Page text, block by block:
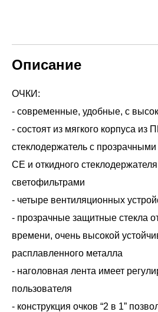
Описание
ОЧКИ:
- современные, удобные, с
- состоят из мягкого корпуса из
стеклодержатель с
CE и откидного
светофильтрами
- четыре вентиляционных
- прозрачные защитные стекла
времени, очень высокой
расплавленного металла
- наголовная лента имеет
пользователя
- конструкция очков “2 в 1”